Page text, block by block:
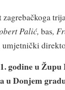
zagrebačkoga
Palić,bas,
umjetnički
godine u Župu
u Donjem